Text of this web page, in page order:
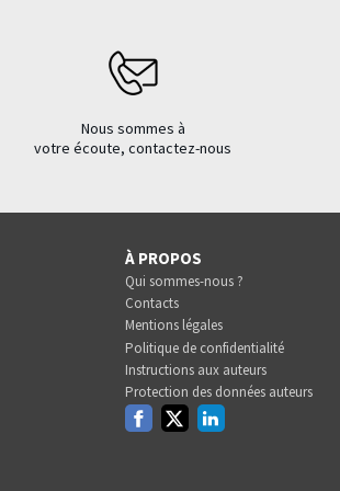
Nous sommes à
votre écoute, contactez-nous
À PROPOS
Qui sommes-nous ?
Contacts
Mentions légales
Politique de confidentialité
Instructions aux auteurs
Protection des données auteurs
FacebookTwitterLinkedin